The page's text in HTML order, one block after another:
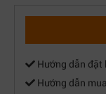
Hướng dẫn đặt
Hướng dẫn